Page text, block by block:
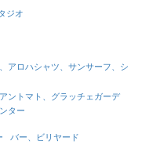
ジオ
アロハシャツ、サンサーフ、シ
ントマト、グラッチェガーデ
ター
バー、ビリヤード